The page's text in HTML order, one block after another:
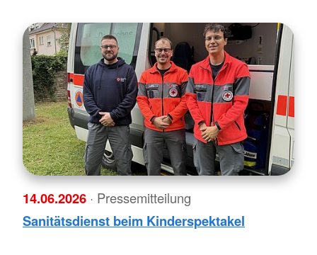
14.06.2026 · Pressemitteilung
Sanitätsdienst beim Kinderspektakel